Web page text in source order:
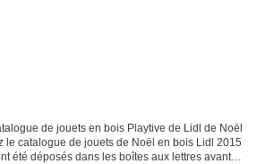
de jouets en bois Playtive de Lidl de Noël
le catalogue de jouets de Noël en bois Lidl 2015
été déposés dans les boîtes aux lettres avant